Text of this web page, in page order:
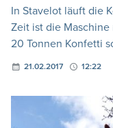
In Stavelot läuft die
Zeit ist die Maschine
20 Tonnen Konfetti
21.02.2017 12:22